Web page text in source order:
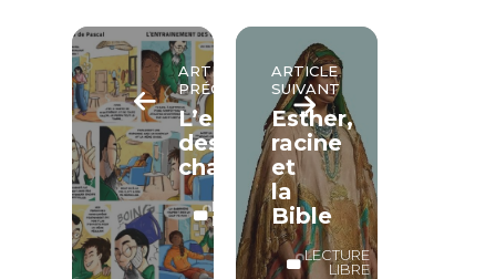
ARTICLE
PRÉCÉDENT
L’entraînement
des
champions
LECTURE
LIBRE
ARTICLE
SUIVANT
Esther,
racine
et
la
Bible
LECTURE
LIBRE